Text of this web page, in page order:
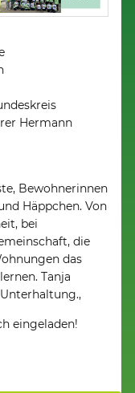
Hermann
Bewohnerinnen
Häppchen. Von
bei
die
das
Tanja
eingeladen!